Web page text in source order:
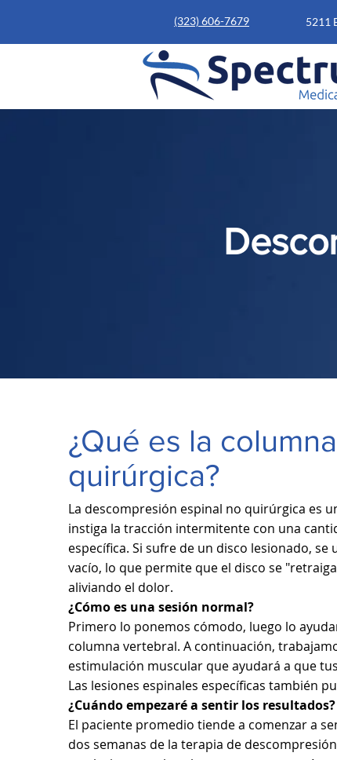
(323) 606-7679 5211
¿Qué es la
quirúrgica?
La descompresión espinal no quirúrgica es
instiga la tracción intermitente con una
específica. Si sufre de un disco lesionado,
vacío, lo que permite que el disco se
aliviando el dolor.
¿Cómo es una sesión normal?
Primero lo ponemos cómodo, luego lo
columna vertebral. A continuación,
estimulación muscular que ayudará a que
Las lesiones espinales específicas también
¿Cuándo empezaré a sentir los resultados?
El paciente promedio tiende a comenzar a
dos semanas de la terapia de